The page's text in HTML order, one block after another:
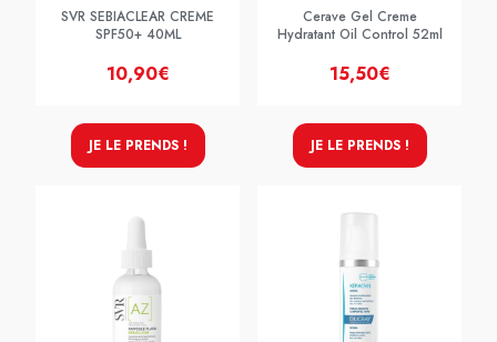
SVR SEBIACLEAR CREME
SPF50+ 40ML
10,90€
JE LE PRENDS !
Cerave Gel Creme
Hydratant Oil Control 52ml
15,50€
JE LE PRENDS !